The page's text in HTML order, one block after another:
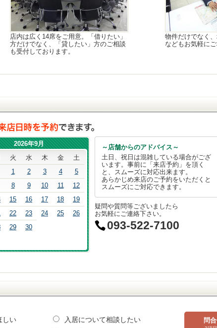
店内は広く14席をご用意。「借りたい」
方だけでなく、「貸したい」方のご相談
も受付しております。
物件だけでなく
などもお気軽にご
2026年9月
火 水 木 金
土
1
2 3 4
5
8 9 10 11
12
15 16 17 18
19
22 23 24 25
26
29 30
～店舗からのアドバイス～
土日、祝日は混雑している場合がござ
います。事前に「来店予約」を頂く
と、スムーズに対応出来ます。
あらかじめ来店のご予約をいただくと
スムーズにご対応できます。
疑問や質問等ございましたら
お気軽にご連絡下さい。
093-522-7100
しい
入居について相談したい
問